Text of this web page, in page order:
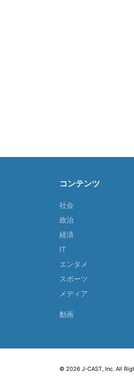
コンテンツ
社会
政治
経済
IT
エンタメ
スポーツ
メディア
動画
© 2026 J-CAST, Inc. All